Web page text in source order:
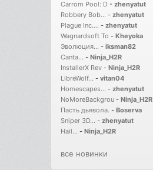
Carrom Pool: D - zhenyatut
Robbery Bob... - zhenyatut
Plague Inc.... - zhenyatut
Wagnardsoft To - Kheyoka
Эволюция... - iksman82
Canta... - Ninja_H2R
InstallerX Rev - Ninja_H2R
LibreWolf... - vitan04
Homescapes... - zhenyatut
NoMoreBackgrou - Ninja_H2R
Пасть дьявола. - Boserva
Sniper 3D... - zhenyatut
Hail... - Ninja_H2R
все новинки